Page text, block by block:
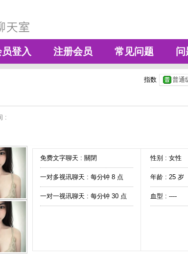
登入 注册会员 常见问题 问
指数 普通
:
免费文字聊天 : 關閉
一对多视讯聊天 : 每分钟 8 点
一对一视讯聊天 : 每分钟 30 点
性别 : 女性
年龄 : 25 岁
血型 : ----